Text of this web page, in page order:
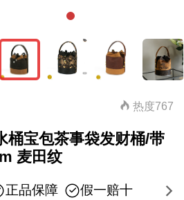
热度767
桶宝包茶事袋发财桶/带
麦田纹
正品保障
假一赔十